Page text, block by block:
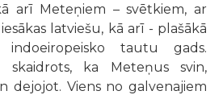
arī Meteņiem – svētkiem, ar
latviešu, kā arī - plašākā
tautu gads.
skaidrots, ka Meteņus svin,
dejojot. Viens no galvenajiem